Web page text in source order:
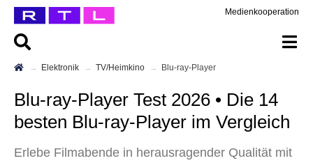
Medienkooperation
Elektronik TV/Heimkino Blu-ray-Player
Blu-ray-Player Test 2026 • Die 14
besten Blu-ray-Player im Vergleich
Erlebe Filmabende in herausragender Qualität mit